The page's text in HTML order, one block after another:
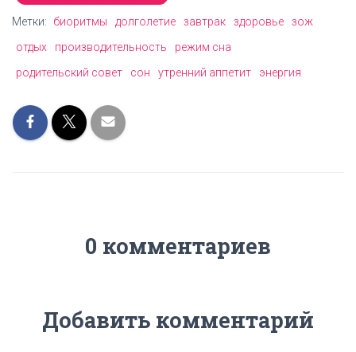
Метки: биоритмы долголетие завтрак здоровье
зож
отдых
производительность
режим сна
родительский совет
сон утренний аппетит энергия
0 комментариев
Добавить комментарий